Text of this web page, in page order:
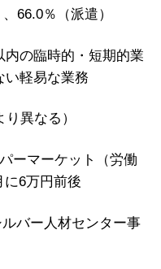
66.0％（派遣）
内の臨時的・短期的業
い軽易な業務
異なる）
ーマーケット（労働
6万円前後
バー人材センター事